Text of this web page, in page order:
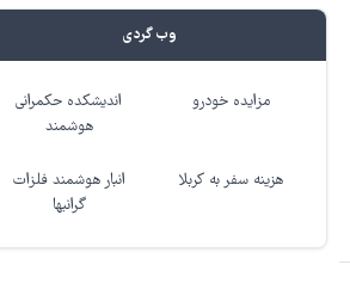
وب گردی
مزایده خودرو
اندیشکده حکمرانی
هوشمند
هزینه سفر به کربلا
انبار هوشمند فلزات
گرانبها